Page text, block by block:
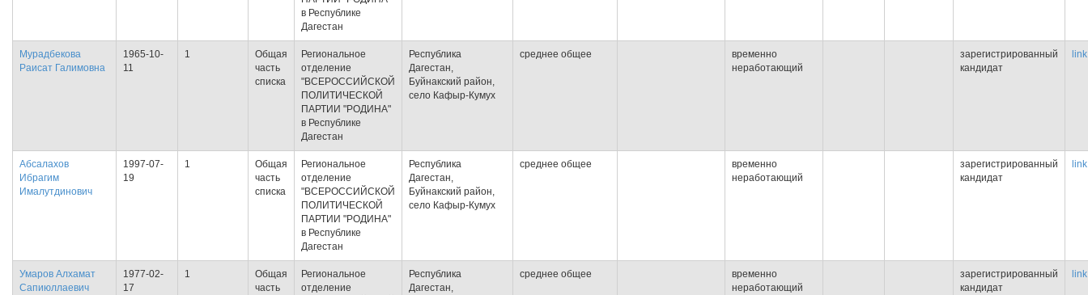
в Республике
Дагестан
Мурадбекова
Раисат Галимовна
1965-10-
11
1
Общая
часть
списка
Региональное
отделение
"ВСЕРОССИЙСКОЙ
ПОЛИТИЧЕСКОЙ
ПАРТИИ "РОДИНА"
в Республике
Дагестан
Республика
Дагестан,
Буйнакский район,
село Кафыр-Кумух
среднее общее
временно
неработающий
зарегистрированный
кандидат
link
Абсалахов
Ибрагим
Ималутдинович
1997-07-
19
1
Общая
часть
списка
Региональное
отделение
"ВСЕРОССИЙСКОЙ
ПОЛИТИЧЕСКОЙ
ПАРТИИ "РОДИНА"
в Республике
Дагестан
Республика
Дагестан,
Буйнакский район,
село Кафыр-Кумух
среднее общее
временно
неработающий
зарегистрированный
кандидат
link
Умаров Алхамат
Сапиюллаевич
1977-02-
17
1
Общая
часть
Региональное
отделение
Республика
Дагестан,
среднее общее
временно
неработающий
зарегистрированный
кандидат
link